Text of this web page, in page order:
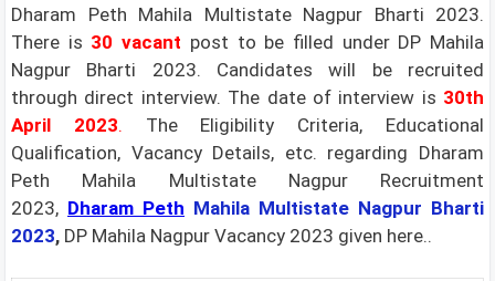
Dharam Peth Mahila Multistate Nagpur Bharti 2023.
There is 30 vacant post to be filled under DP Mahila
Nagpur Bharti 2023. Candidates will be recruited
through direct interview. The date of interview is 30th
April 2023. The Eligibility Criteria, Educational
Qualification, Vacancy Details, etc. regarding Dharam
Peth Mahila Multistate Nagpur Recruitment
2023, Dharam Peth Mahila Multistate Nagpur Bharti
2023, DP Mahila Nagpur Vacancy 2023 given here..